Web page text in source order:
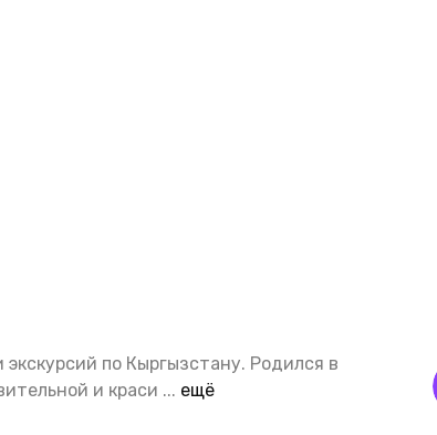
по Кыргызстану. Родился в
и краси ... ещё